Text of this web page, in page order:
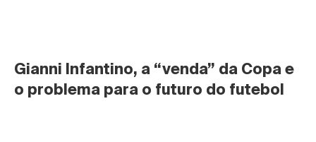
Gianni Infantino, a “venda” da Copa e
o problema para o futuro do futebol